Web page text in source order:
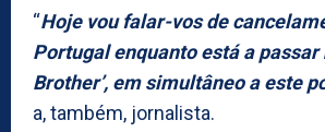
“Hoje vou falar-vos de
Portugal enquanto está a passar
Brother’, em simultâneo a este
a, também, jornalista.